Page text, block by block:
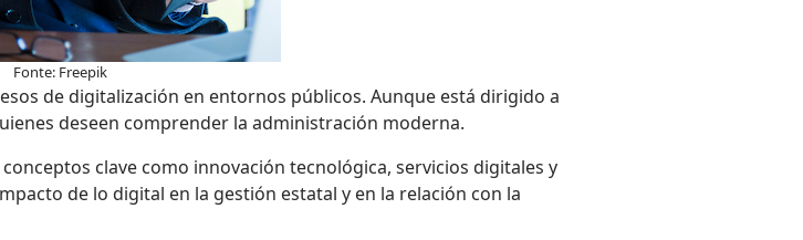
Fonte: Freepik
de digitalización en entornos públicos. Aunque está dirigido a
deseen comprender la administración moderna.
clave como innovación tecnológica, servicios digitales y
de lo digital en la gestión estatal y en la relación con la